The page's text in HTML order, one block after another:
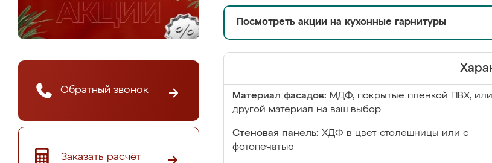
Обратный звонок
Заказать расчёт
Посмотреть акции на кухонные гарнитуры
Материал фасадов: МДФ, покрытые плёнкой ПВХ, или
другой материал на ваш выбор
Стеновая панель: ХДФ в цвет столешницы или с
фотопечатью